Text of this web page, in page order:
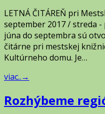
LETNÁ ČITÁREŇ pri
september 2017 / streda -
júna do septembra sú
čitárne pri mestskej
Kultúrneho domu. Je…
viac..→
Rozhýbeme